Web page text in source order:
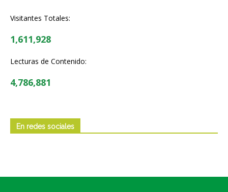
Visitantes Totales:
1,611,928
Lecturas de Contenido:
4,786,881
En redes sociales